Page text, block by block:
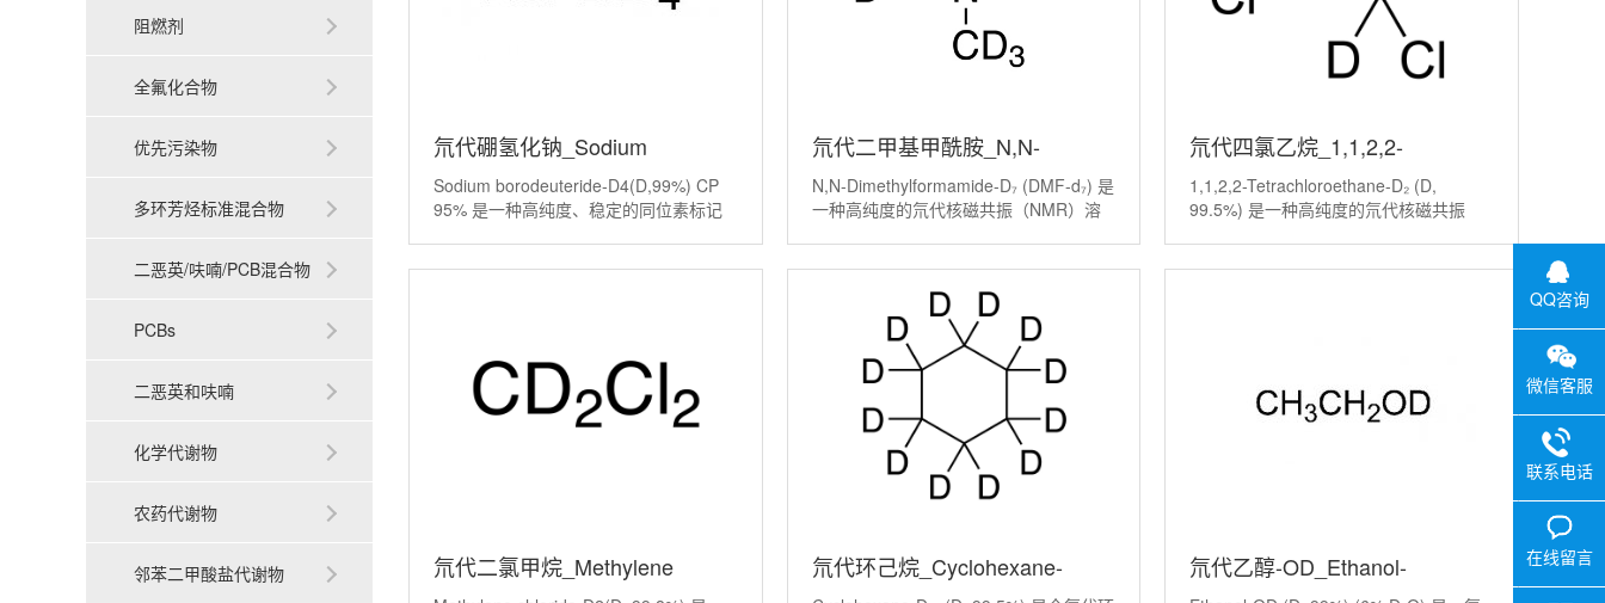
阻燃剂
全氟化合物
优先污染物
多环芳烃标准混合物
二恶英/呋喃/PCB混合物
PCBs
二恶英和呋喃
化学代谢物
农药代谢物
邻苯二甲酸盐代谢物
氘代硼氢化钠_Sodium
borodeuteride-D4(D,99%)CP
95%丨15681-89-7
Sodium borodeuteride-D4(D,99%) CP
95% 是一种高纯度、稳定的同位素标记
氘代二甲基甲酰胺_N,N-
Dimethylformamide-
D7(D,99.5%)
N,N-Dimethylformamide-D₇ (DMF-d₇) 是
一种高纯度的氘代核磁共振（NMR）溶
氘代四氯乙烷_1,1,2,2-
Tetrachloroethane-D2(D,99.5%)
1,1,2,2-Tetrachloroethane-D₂ (D,
99.5%) 是一种高纯度的氘代核磁共振
氘代二氯甲烷_Methylene
氘代环己烷_Cyclohexane-
氘代乙醇-OD_Ethanol-
QQ咨询
微信客服
联系电话
在线留言